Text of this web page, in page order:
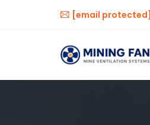
[email protected]